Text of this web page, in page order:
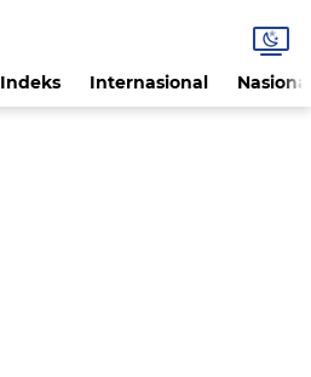
Indeks Internasional